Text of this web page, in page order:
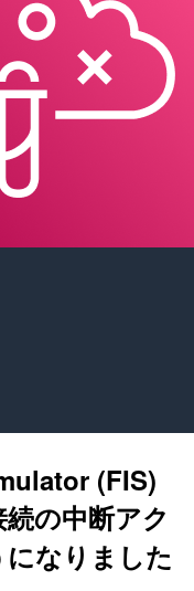
(FIS)
の中断アク
なりました